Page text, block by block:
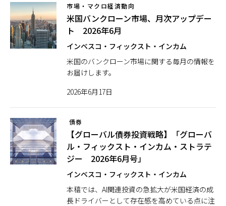
市場・マクロ経済動向
米国バンクローン市場、月次アップデー
ト 2026年6月
インベスコ・フィックスト・インカム
米国のバンクローン市場に関する毎月の情報を
お届けします。
2026年6月17日
債券
【グローバル債券投資戦略】「グローバ
ル・フィックスト・インカム・ストラテ
ジー 2026年6月号」
インベスコ・フィックスト・インカム
本稿では、AI関連投資の急拡大が米国経済の成
長ドライバーとして存在感を高めている点に注